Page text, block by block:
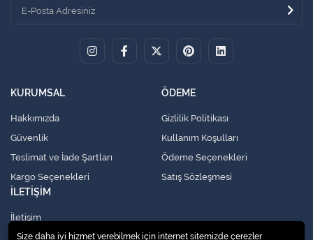
KURUMSAL
Hakkımızda
Güvenlik
Teslimat ve İade Şartları
Kargo Seçenekleri
ÖDEME
Gizlilik Politikası
Kullanım Koşulları
Ödeme Seçenekleri
Satış Sözleşmesi
İLETİŞİM
İletişim
Size daha iyi hizmet verebilmek için internet sitemizde çerezler